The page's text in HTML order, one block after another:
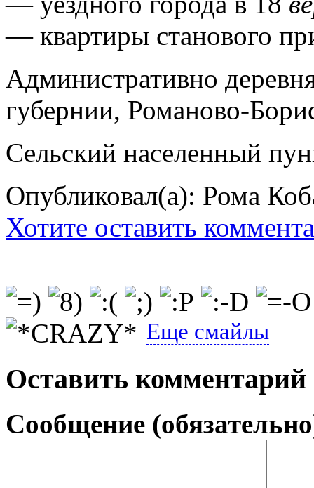
— квартиры станового
Административно
губернии, Романово-
Сельский населенный
Опубликовал(а): Рома
Хотите оставить
Еще смайлы
Оставить комментарий
Сообщение